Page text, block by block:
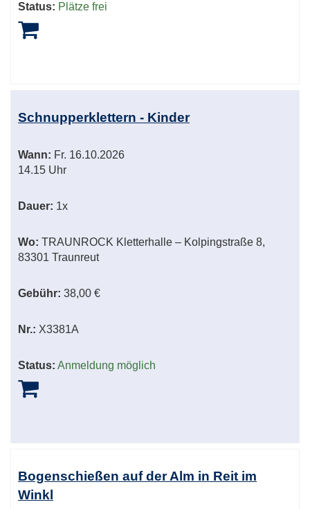
Status: Plätze frei
Schnupperklettern - Kinder
Wann: Fr. 16.10.2026
14.15 Uhr
Dauer: 1x
Wo: TRAUNROCK Kletterhalle – Kolpingstraße 8,
83301 Traunreut
Gebühr: 38,00 €
Nr.: X3381A
Status: Anmeldung möglich
Bogenschießen auf der Alm in Reit im
Winkl